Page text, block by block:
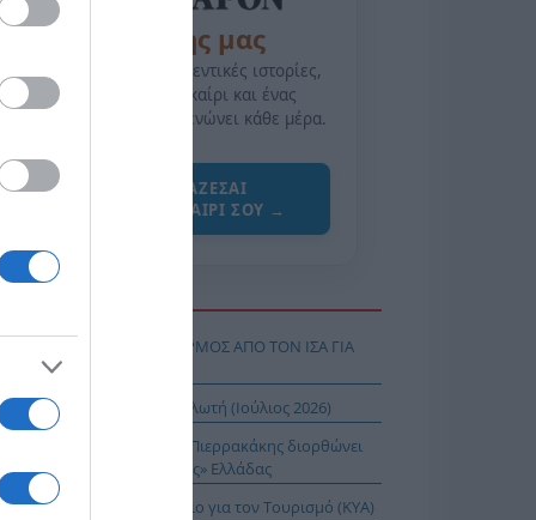
της Ζωής μας
Οι άνθρωποι, οι αυθεντικές ιστορίες,
το ελληνικό καλοκαίρι και ένας
πολιτισμός που μας ενώνει κάθε μέρα.
ΌΣΑ ΧΡΕΙΆΖΕΣΑΙ
ΓΙΑ ΤΟ ΚΑΛΟΚΑΊΡΙ ΣΟΥ →
ΔΥΤΙΚΟΥ ΝΕΙΛΟΥ: ΣΥΝΑΓΕΡΜΟΣ ΑΠΟ ΤΟΝ ΙΣΑ ΓΙΑ
ΑΤΤΙΚΗ
Δείκτης τιμών καταναλωτή (Ιούλιος 2026)
Δικαίωμα στη Σιωπή…: Ο Πιερρακάκης διορθώνει
εικόνα μιας «διεφθαρμένης» Ελλάδας
Ειδικό Χωροταξικό Πλαίσιο για τον Τουρισμό (ΚΥΑ)